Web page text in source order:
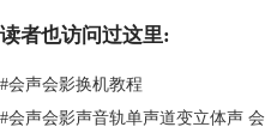
读者也访问过这里:
#会声会影换机教程
#会声会影声音轨单声道变立体声